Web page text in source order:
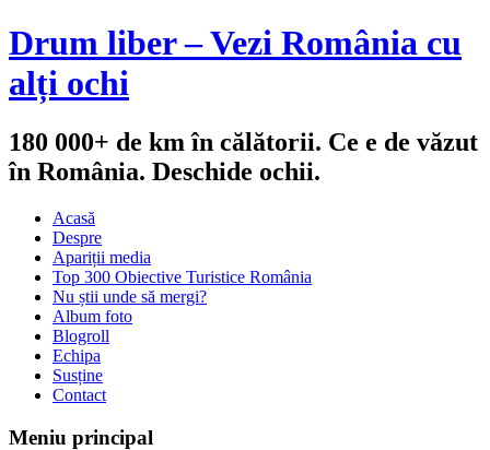
Drum liber – Vezi România cu
alți ochi
180 000+ de km în călătorii. Ce e de văzut
în România. Deschide ochii.
Acasă
Despre
Apariții media
Top 300 Obiective Turistice România
Nu știi unde să mergi?
Album foto
Blogroll
Echipa
Susține
Contact
Meniu principal